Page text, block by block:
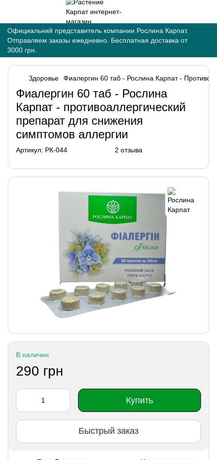
Официальний представитель компании Рослина Карпат.
Отправляем заказы ежедневно. Бесплатная доставка от
3000 грн.
Здоровье Фиалергин 60 таб - Рослина Карпат -
Фиалергин 60 таб - Рослина
Карпат - противоаллергический
препарат для снижения
симптомов аллергии
Артикул: РК-044 2 отзыва
В наличии
290 грн
Купить
Быстрый заказ